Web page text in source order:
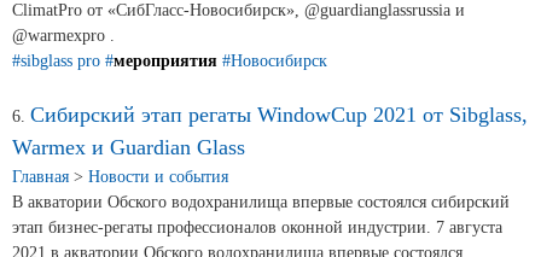
ClimatPro от «СибГласс-Новосибирск», @guardianglassrussia и
@warmexpro . ⠀
#sibglass pro #мероприятия #Новосибирск
6. Сибирский этап регаты WindowCup 2021 от Sibglass,
Warmex и Guardian Glass
Главная > Новости и события
В акватории Обского водохранилища впервые состоялся сибирский
этап бизнес-регаты профессионалов оконной индустрии. 7 августа
2021 в акватории Обского водохранилища впервые состоялся